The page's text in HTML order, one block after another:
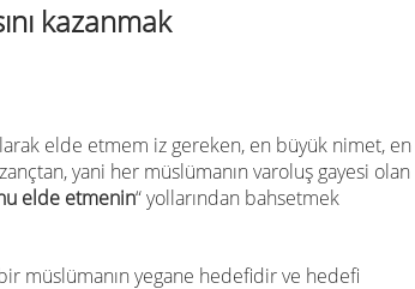
kazanmak
elde etmem iz gereken, en büyük nimet, en
yani her müslümanın varoluş gayesi olan
elde etmenin“ yollarından bahsetmek
bir müslümanın yegane hedefidir ve hedefi